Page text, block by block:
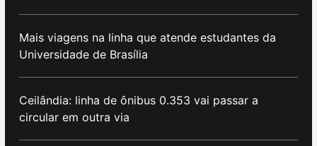
Mais viagens na linha que atende estudantes da
Universidade de Brasília
Ceilândia: linha de ônibus 0.353 vai passar a
circular em outra via